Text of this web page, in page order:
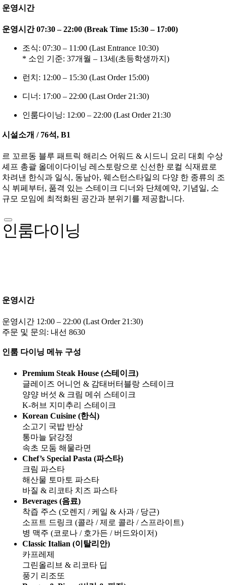
운영시간
운영시간 07:30 – 22:00 (Break Time 15:30 – 17:00)
조식: 07:30 – 11:00 (Last Entrance 10:30)
* 소인 기준: 37개월 – 13세(초등학생까지)
런치: 12:00 – 15:30 (Last Order 15:00)
디너: 17:00 – 22:00 (Last Order 21:30)
인룸다이닝: 12:00 – 22:00 (Last Order 21:30
시설소개 / 76석, B1
르 꼬르동 블루 패트릭 해리스 어워드 & 시드니 요리 대회 수상
셰프 총괄 올데이다이닝 레스토랑으로 신선한 로컬 식재료로
차려낸 한식과 일식, 동남아, 웨스턴스타일의 다양 한 종류의 조
식 뷔페부터, 품격 있는 스테이크 디너와 단체예약, 기념일, 소
규모 모임에 최적화된 공간과 분위기를 제공합니다.
인룸다이닝
운영시간
운영시간 12:00 – 22:00 (Last Order 21:30)
주문 및 문의: 내선 8630
인룸 다이닝 메뉴 구성
Premium Steak House (스테이크)
글레이즈 어니언 & 감태버터블랑 스테이크
양양 버섯 & 크림 메쉬 스테이크
K-허브 지미추리 스테이크
Korean Cuisine (한식)
소고기 국밥 반상
통마늘 닭강정
속초 모둠 해물라면
Chef’s Special Pasta (파스타)
크림 파스타
해산물 토마토 파스타
바질 & 리코타 치즈 파스타
Beverages (음료)
착즙 주스 (오렌지 / 케일 & 사과 / 당근)
소프트 드링크 (콜라 / 제로 콜라 / 스프라이트)
병 맥주 (코로나 / 호가든 / 버드와이저)
Classic Italian (이탈리안)
카프레제
그린올리브 & 리코타 딥
풍기 리조또